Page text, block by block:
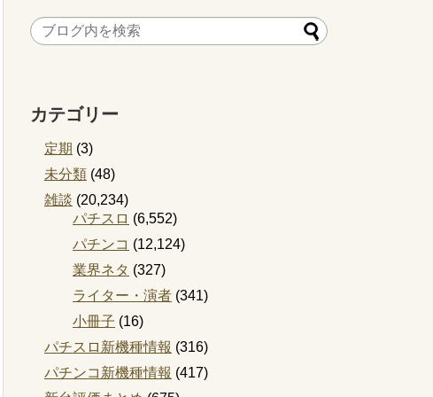
カテゴリー
定期 (3)
未分類 (48)
雑談 (20,234)
パチスロ (6,552)
パチンコ (12,124)
業界ネタ (327)
ライター・演者 (341)
小冊子 (16)
パチスロ新機種情報 (316)
パチンコ新機種情報 (417)